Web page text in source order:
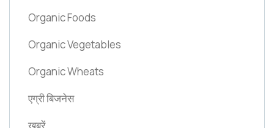
Organic Foods
Organic Vegetables
Organic Wheats
एग्री बिजनेस